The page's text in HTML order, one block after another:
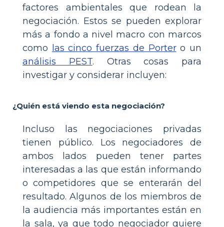
factores ambientales que rodean la
negociación. Estos se pueden explorar
más a fondo a nivel macro con marcos
como
las cinco fuerzas de Portero un
análisis PEST. Otras cosas para
investigar y considerar incluyen:
¿Quién está viendo esta negociación?
Incluso las negociaciones privadas
tienen público. Los negociadores de
ambos lados pueden tener partes
interesadas a las que están informando
o competidores que se enterarán del
resultado. Algunos de los miembros de
la audiencia más importantes están en
la sala, ya que todo negociador quiere